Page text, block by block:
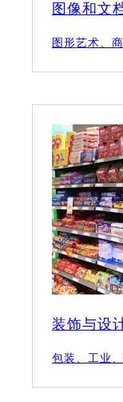
图像和文
图形艺术、
装饰与设
包装、工业